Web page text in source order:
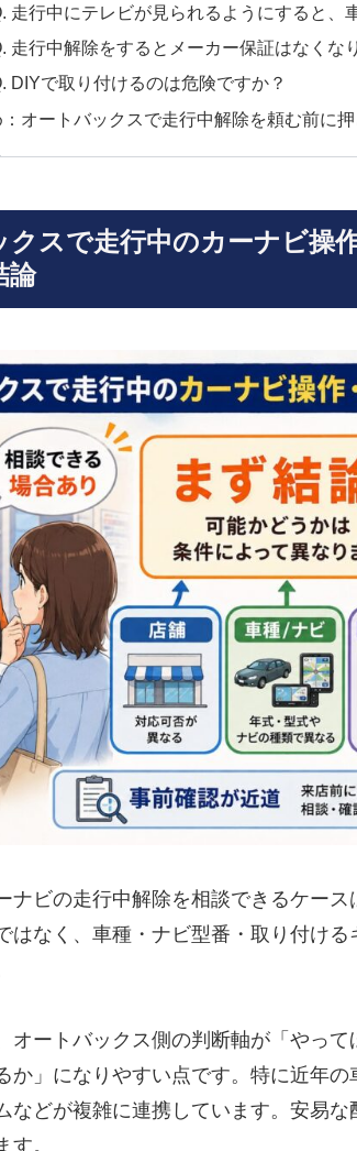
走行中にテレビが見られるようにすると、
走行中解除をするとメーカー保証はなくな
DIYで取り付けるのは危険ですか？
：オートバックスで走行中解除を頼む前に
クスで走行中のカーナビ操
論
ナビの走行中解除を相談できるケー
はなく、車種・ナビ型番・取り付け
オートバックス側の判断軸が「やっ
か」になりやすい点です。特に近年
などが複雑に連携しています。安易
。